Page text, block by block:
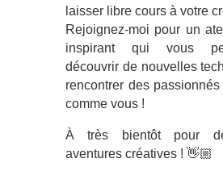
laisser libre cours à votre
Rejoignez-moi pour un
inspirant qui vous
découvrir de nouvelles
rencontrer des
comme vous !
À très bientôt pour
aventures créatives ! 👋🏼